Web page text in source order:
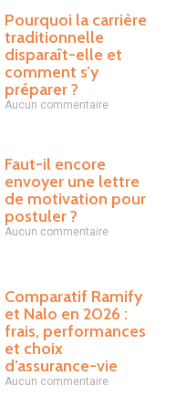
Pourquoi la carrière
traditionnelle
disparaît-elle et
comment s’y
préparer ?
Aucun commentaire
Faut-il encore
envoyer une lettre
de motivation pour
postuler ?
Aucun commentaire
Comparatif Ramify
et Nalo en 2026 :
frais, performances
et choix
d’assurance-vie
Aucun commentaire